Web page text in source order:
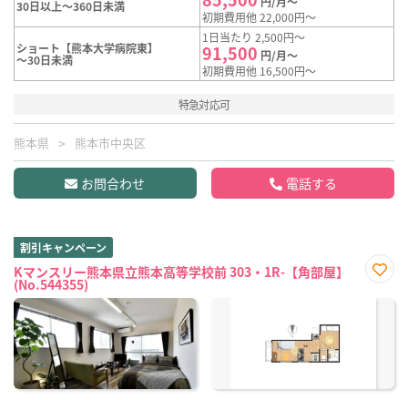
30日以上～360日未満
初期費用他 22,000円～
ショート【熊本大学病院東】
～30日未満
1日当たり 2,500円～
91,500 円/月～
初期費用他 16,500円～
特急対応可
熊本県 熊本市中央区
お問合わせ 電話する
割引キャンペーン
Kマンスリー熊本県立熊本高等学校前 303・1R-【角部屋】
(No.544355)
に入